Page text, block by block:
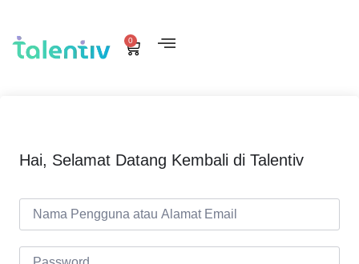
0
Hai, Selamat Datang Kembali di Talentiv